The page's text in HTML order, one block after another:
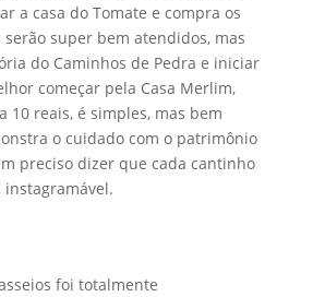
a casa do Tomate e compra os
serão super bem atendidos, mas
do Caminhos de Pedra e iniciar
começar pela Casa Merlim,
10 reais, é simples, mas bem
o cuidado com o patrimônio
preciso dizer que cada cantinho
instagramável.
foi totalmente